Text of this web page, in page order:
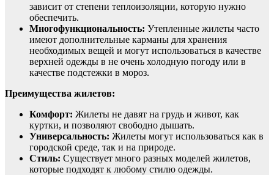
зависит от степени теплоизоляции, которую нужно
обеспечить.
Многофункциональность: Утепленные жилеты часто
имеют дополнительные карманы для хранения
необходимых вещей и могут использоваться в качестве
верхней одежды в не очень холодную погоду или в
качестве подстежки в мороз.
Преимущества жилетов:
Комфорт: Жилеты не давят на грудь и живот, как
куртки, и позволяют свободно дышать.
Универсальность: Жилеты могут использоваться как в
городской среде, так и на природе.
Стиль: Существует много разных моделей жилетов,
которые подходят к любому стилю одежды.